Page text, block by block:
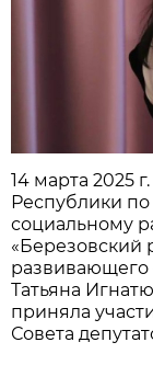
14 марта 2025
Республики по
социальному
«Березовский
развивающего
Татьяна
приняла
Совета